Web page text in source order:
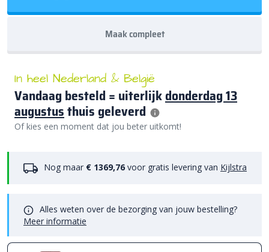
Maak compleet
In heel Nederland & België
Vandaag besteld = uiterlijkdonderdag 13
augustusthuis geleverd
Of kies een moment dat jou beter uitkomt!
Nog maar € 1369,76 voor gratis levering van Kijlstra
Alles weten over de bezorging van jouw bestelling?
Meer informatie